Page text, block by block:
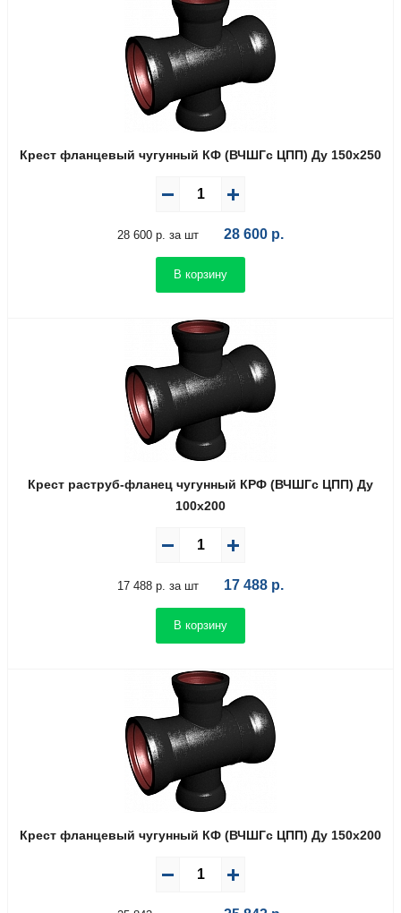
Крест фланцевый чугунный КФ (ВЧШГс ЦПП) Ду 150х250
28 600 р. за шт 28 600 р.
В корзину
Крест раструб-фланец чугунный КРФ (ВЧШГс ЦПП) Ду
100х200
17 488 р. за шт 17 488 р.
В корзину
Крест фланцевый чугунный КФ (ВЧШГс ЦПП) Ду 150х200